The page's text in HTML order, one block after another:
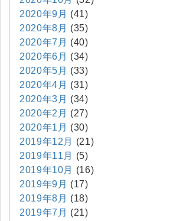
2020年9月 (41)
2020年8月 (35)
2020年7月 (40)
2020年6月 (34)
2020年5月 (33)
2020年4月 (31)
2020年3月 (34)
2020年2月 (27)
2020年1月 (30)
2019年12月
(21)
2019年11月
(5)
2019年10月
(16)
2019年9月 (17)
2019年8月 (18)
2019年7月 (21)